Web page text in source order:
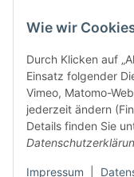
Wie wir
Durch Klicken auf
Einsatz folgender
Vimeo, Matomo-
jederzeit ändern
Details finden Sie
Impressum
per Email nach der